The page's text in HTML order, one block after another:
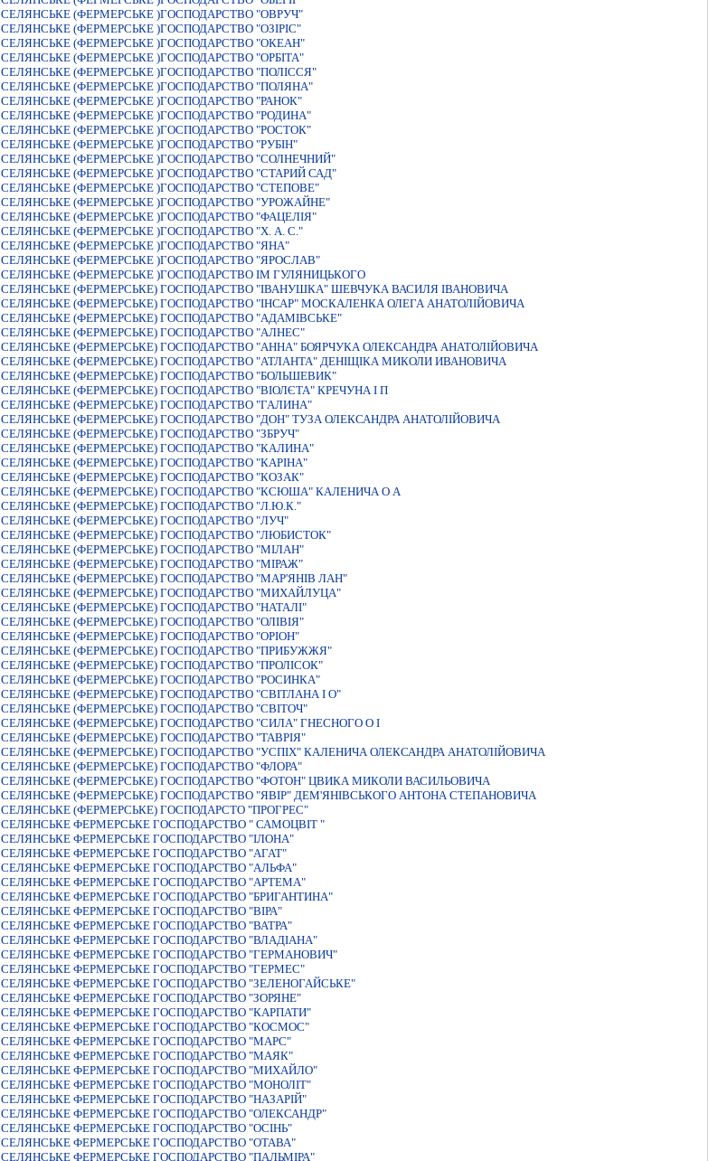
СЕЛЯНСЬКЕ (ФЕРМЕРСЬКЕ )ГОСПОДАРСТВО "ОВРУЧ"
СЕЛЯНСЬКЕ (ФЕРМЕРСЬКЕ )ГОСПОДАРСТВО "ОЗIРIС"
СЕЛЯНСЬКЕ (ФЕРМЕРСЬКЕ )ГОСПОДАРСТВО "ОКЕАН"
СЕЛЯНСЬКЕ (ФЕРМЕРСЬКЕ )ГОСПОДАРСТВО "ОРБIТА"
СЕЛЯНСЬКЕ (ФЕРМЕРСЬКЕ )ГОСПОДАРСТВО "ПОЛIССЯ"
СЕЛЯНСЬКЕ (ФЕРМЕРСЬКЕ )ГОСПОДАРСТВО "ПОЛЯНА"
СЕЛЯНСЬКЕ (ФЕРМЕРСЬКЕ )ГОСПОДАРСТВО "РАНОК"
СЕЛЯНСЬКЕ (ФЕРМЕРСЬКЕ )ГОСПОДАРСТВО "РОДИНА"
СЕЛЯНСЬКЕ (ФЕРМЕРСЬКЕ )ГОСПОДАРСТВО "РОСТОК"
СЕЛЯНСЬКЕ (ФЕРМЕРСЬКЕ )ГОСПОДАРСТВО "РУБIН"
СЕЛЯНСЬКЕ (ФЕРМЕРСЬКЕ )ГОСПОДАРСТВО "СОЛНЕЧНИЙ"
СЕЛЯНСЬКЕ (ФЕРМЕРСЬКЕ )ГОСПОДАРСТВО "СТАРИЙ САД"
СЕЛЯНСЬКЕ (ФЕРМЕРСЬКЕ )ГОСПОДАРСТВО "СТЕПОВЕ"
СЕЛЯНСЬКЕ (ФЕРМЕРСЬКЕ )ГОСПОДАРСТВО "УРОЖАЙНЕ"
СЕЛЯНСЬКЕ (ФЕРМЕРСЬКЕ )ГОСПОДАРСТВО "ФАЦЕЛIЯ"
СЕЛЯНСЬКЕ (ФЕРМЕРСЬКЕ )ГОСПОДАРСТВО "Х. А. С."
СЕЛЯНСЬКЕ (ФЕРМЕРСЬКЕ )ГОСПОДАРСТВО "ЯНА"
СЕЛЯНСЬКЕ (ФЕРМЕРСЬКЕ )ГОСПОДАРСТВО "ЯРОСЛАВ"
СЕЛЯНСЬКЕ (ФЕРМЕРСЬКЕ )ГОСПОДАРСТВО IМ ГУЛЯНИЦЬКОГО
СЕЛЯНСЬКЕ (ФЕРМЕРСЬКЕ) ГОСПОДАРСТВО "IВАНУШКА" ШЕВЧУКА ВАСИЛЯ IВАНОВИЧА
СЕЛЯНСЬКЕ (ФЕРМЕРСЬКЕ) ГОСПОДАРСТВО "IНСАР" МОСКАЛЕНКА ОЛЕГА АНАТОЛIЙОВИЧА
СЕЛЯНСЬКЕ (ФЕРМЕРСЬКЕ) ГОСПОДАРСТВО "АДАМІВСЬКЕ"
СЕЛЯНСЬКЕ (ФЕРМЕРСЬКЕ) ГОСПОДАРСТВО "АЛНЕС"
СЕЛЯНСЬКЕ (ФЕРМЕРСЬКЕ) ГОСПОДАРСТВО "АННА" БОЯРЧУКА ОЛЕКСАНДРА АНАТОЛIЙОВИЧА
СЕЛЯНСЬКЕ (ФЕРМЕРСЬКЕ) ГОСПОДАРСТВО "АТЛАНТА" ДЕНIЩIКА МИКОЛИ ИВАНОВИЧА
СЕЛЯНСЬКЕ (ФЕРМЕРСЬКЕ) ГОСПОДАРСТВО "БОЛЬШЕВИК"
СЕЛЯНСЬКЕ (ФЕРМЕРСЬКЕ) ГОСПОДАРСТВО "ВIОЛЄТА" КРЕЧУНА I П
СЕЛЯНСЬКЕ (ФЕРМЕРСЬКЕ) ГОСПОДАРСТВО "ГАЛИНА"
СЕЛЯНСЬКЕ (ФЕРМЕРСЬКЕ) ГОСПОДАРСТВО "ДОН" ТУЗА ОЛЕКСАНДРА АНАТОЛIЙОВИЧА
СЕЛЯНСЬКЕ (ФЕРМЕРСЬКЕ) ГОСПОДАРСТВО "ЗБРУЧ"
СЕЛЯНСЬКЕ (ФЕРМЕРСЬКЕ) ГОСПОДАРСТВО "КАЛИНА"
СЕЛЯНСЬКЕ (ФЕРМЕРСЬКЕ) ГОСПОДАРСТВО "КАРIНА"
СЕЛЯНСЬКЕ (ФЕРМЕРСЬКЕ) ГОСПОДАРСТВО "КОЗАК"
СЕЛЯНСЬКЕ (ФЕРМЕРСЬКЕ) ГОСПОДАРСТВО "КСЮША" КАЛЕНИЧА О А
СЕЛЯНСЬКЕ (ФЕРМЕРСЬКЕ) ГОСПОДАРСТВО "Л.Ю.К."
СЕЛЯНСЬКЕ (ФЕРМЕРСЬКЕ) ГОСПОДАРСТВО "ЛУЧ"
СЕЛЯНСЬКЕ (ФЕРМЕРСЬКЕ) ГОСПОДАРСТВО "ЛЮБИСТОК"
СЕЛЯНСЬКЕ (ФЕРМЕРСЬКЕ) ГОСПОДАРСТВО "МIЛАН"
СЕЛЯНСЬКЕ (ФЕРМЕРСЬКЕ) ГОСПОДАРСТВО "МIРАЖ"
СЕЛЯНСЬКЕ (ФЕРМЕРСЬКЕ) ГОСПОДАРСТВО "МАР'ЯНIВ ЛАН"
СЕЛЯНСЬКЕ (ФЕРМЕРСЬКЕ) ГОСПОДАРСТВО "МИХАЙЛУЦА"
СЕЛЯНСЬКЕ (ФЕРМЕРСЬКЕ) ГОСПОДАРСТВО "НАТАЛI"
СЕЛЯНСЬКЕ (ФЕРМЕРСЬКЕ) ГОСПОДАРСТВО "ОЛIВIЯ"
СЕЛЯНСЬКЕ (ФЕРМЕРСЬКЕ) ГОСПОДАРСТВО "ОРIОН"
СЕЛЯНСЬКЕ (ФЕРМЕРСЬКЕ) ГОСПОДАРСТВО "ПРИБУЖЖЯ"
СЕЛЯНСЬКЕ (ФЕРМЕРСЬКЕ) ГОСПОДАРСТВО "ПРОЛIСОК"
СЕЛЯНСЬКЕ (ФЕРМЕРСЬКЕ) ГОСПОДАРСТВО "РОСИНКА"
СЕЛЯНСЬКЕ (ФЕРМЕРСЬКЕ) ГОСПОДАРСТВО "СВIТЛАНА I О"
СЕЛЯНСЬКЕ (ФЕРМЕРСЬКЕ) ГОСПОДАРСТВО "СВIТОЧ"
СЕЛЯНСЬКЕ (ФЕРМЕРСЬКЕ) ГОСПОДАРСТВО "СИЛА" ГНЕСНОГО О I
СЕЛЯНСЬКЕ (ФЕРМЕРСЬКЕ) ГОСПОДАРСТВО "ТАВРIЯ"
СЕЛЯНСЬКЕ (ФЕРМЕРСЬКЕ) ГОСПОДАРСТВО "УСПIХ" КАЛЕНИЧА ОЛЕКСАНДРА АНАТОЛIЙОВИЧА
СЕЛЯНСЬКЕ (ФЕРМЕРСЬКЕ) ГОСПОДАРСТВО "ФЛОРА"
СЕЛЯНСЬКЕ (ФЕРМЕРСЬКЕ) ГОСПОДАРСТВО "ФОТОН" ЦВИКА МИКОЛИ ВАСИЛЬОВИЧА
СЕЛЯНСЬКЕ (ФЕРМЕРСЬКЕ) ГОСПОДАРСТВО "ЯВIР" ДЕМ'ЯНIВСЬКОГО АНТОНА СТЕПАНОВИЧА
СЕЛЯНСЬКЕ (ФЕРМЕРСЬКЕ) ГОСПОДАРСТО "ПРОГРЕС"
СЕЛЯНСЬКЕ ФЕРМЕРСЬКЕ ГОСПОДАРСТВО " САМОЦВIТ "
СЕЛЯНСЬКЕ ФЕРМЕРСЬКЕ ГОСПОДАРСТВО "IЛОНА"
СЕЛЯНСЬКЕ ФЕРМЕРСЬКЕ ГОСПОДАРСТВО "АГАТ"
СЕЛЯНСЬКЕ ФЕРМЕРСЬКЕ ГОСПОДАРСТВО "АЛЬФА"
СЕЛЯНСЬКЕ ФЕРМЕРСЬКЕ ГОСПОДАРСТВО "АРТЕМА"
СЕЛЯНСЬКЕ ФЕРМЕРСЬКЕ ГОСПОДАРСТВО "БРИГАНТИНА"
СЕЛЯНСЬКЕ ФЕРМЕРСЬКЕ ГОСПОДАРСТВО "ВIРА"
СЕЛЯНСЬКЕ ФЕРМЕРСЬКЕ ГОСПОДАРСТВО "ВАТРА"
СЕЛЯНСЬКЕ ФЕРМЕРСЬКЕ ГОСПОДАРСТВО "ВЛАДIАНА"
СЕЛЯНСЬКЕ ФЕРМЕРСЬКЕ ГОСПОДАРСТВО "ГЕРМАНОВИЧ"
СЕЛЯНСЬКЕ ФЕРМЕРСЬКЕ ГОСПОДАРСТВО "ГЕРМЕС"
СЕЛЯНСЬКЕ ФЕРМЕРСЬКЕ ГОСПОДАРСТВО "ЗЕЛЕНОГАЙСЬКЕ"
СЕЛЯНСЬКЕ ФЕРМЕРСЬКЕ ГОСПОДАРСТВО "ЗОРЯНЕ"
СЕЛЯНСЬКЕ ФЕРМЕРСЬКЕ ГОСПОДАРСТВО "КАРПАТИ"
СЕЛЯНСЬКЕ ФЕРМЕРСЬКЕ ГОСПОДАРСТВО "КОСМОС"
СЕЛЯНСЬКЕ ФЕРМЕРСЬКЕ ГОСПОДАРСТВО "МАРС"
СЕЛЯНСЬКЕ ФЕРМЕРСЬКЕ ГОСПОДАРСТВО "МАЯК"
СЕЛЯНСЬКЕ ФЕРМЕРСЬКЕ ГОСПОДАРСТВО "МИХАЙЛО"
СЕЛЯНСЬКЕ ФЕРМЕРСЬКЕ ГОСПОДАРСТВО "МОНОЛIТ"
СЕЛЯНСЬКЕ ФЕРМЕРСЬКЕ ГОСПОДАРСТВО "НАЗАРIЙ"
СЕЛЯНСЬКЕ ФЕРМЕРСЬКЕ ГОСПОДАРСТВО "ОЛЕКСАНДР"
СЕЛЯНСЬКЕ ФЕРМЕРСЬКЕ ГОСПОДАРСТВО "ОСIНЬ"
СЕЛЯНСЬКЕ ФЕРМЕРСЬКЕ ГОСПОДАРСТВО "ОТАВА"
СЕЛЯНСЬКЕ ФЕРМЕРСЬКЕ ГОСПОДАРСТВО "ПАЛЬМIРА"